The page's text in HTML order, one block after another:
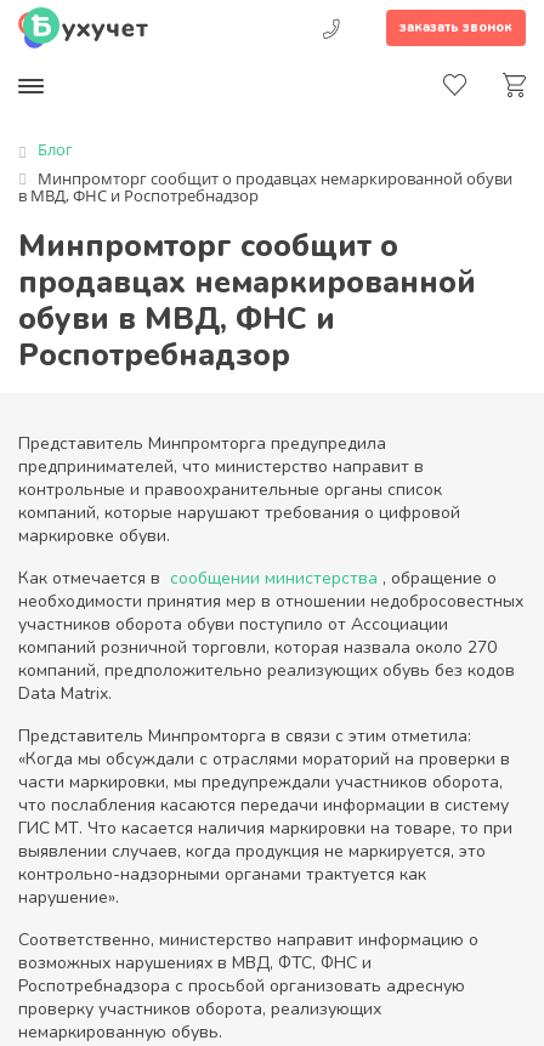
заказать звонок
Блог
Минпромторг сообщит о продавцах немаркированной обуви
в МВД, ФНС и Роспотребнадзор
Минпромторг сообщит о
продавцах немаркированной
обуви в МВД, ФНС и
Роспотребнадзор
Представитель Минпромторга предупредила
предпринимателей, что министерство направит в
контрольные и правоохранительные органы список
компаний, которые нарушают требования о цифровой
маркировке обуви.
Как отмечается в сообщении министерства , обращение о
необходимости принятия мер в отношении недобросовестных
участников оборота обуви поступило от Ассоциации
компаний розничной торговли, которая назвала около 270
компаний, предположительно реализующих обувь без кодов
Data Matrix.
Представитель Минпромторга в связи с этим отметила:
«Когда мы обсуждали с отраслями мораторий на проверки в
части маркировки, мы предупреждали участников оборота,
что послабления касаются передачи информации в систему
ГИС МТ. Что касается наличия маркировки на товаре, то при
выявлении случаев, когда продукция не маркируется, это
контрольно-надзорными органами трактуется как
нарушение».
Соответственно, министерство направит информацию о
возможных нарушениях в МВД, ФТС, ФНС и
Роспотребнадзора с просьбой организовать адресную
проверку участников оборота, реализующих
немаркированную обувь.